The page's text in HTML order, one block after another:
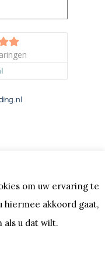
om uw ervaring te
hiermee akkoord gaat,
als u dat wilt.